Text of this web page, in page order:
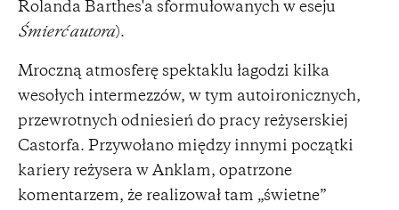
Rolanda Barthes'a sformułowanych w eseju
Śmierć autora).
Mroczną atmosferę spektaklu łagodzi kilka
wesołych intermezzów, w tym autoironicznych,
przewrotnych odniesień do pracy reżyserskiej
Castorfa. Przywołano między innymi początki
kariery reżysera w Anklam, opatrzone
komentarzem, że realizował tam „świetne”